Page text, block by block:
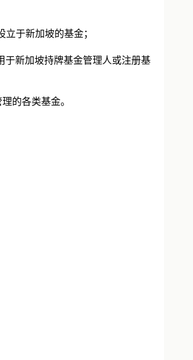
于新加坡的基金；
新加坡持牌基金管理人或注册基
的各类基金。